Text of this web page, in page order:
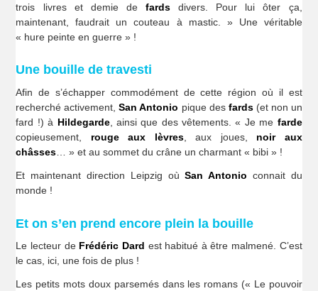
trois livres et demie de fards divers. Pour lui ôter ça,
maintenant, faudrait un couteau à mastic. » Une véritable
« hure peinte en guerre » !
Une bouille de travesti
Afin de s’échapper commodément de cette région où il est
recherché activement,San Antonio pique des fards(et non un
fard !) à Hildegarde, ainsi que des vêtements. « Je me farde
copieusement, rouge aux lèvres, aux joues, noir aux
châsses … » et au sommet du crâne un charmant « bibi » !
Et maintenant direction Leipzig oùSan Antonio connait du
monde !
Et on s’en prend encore plein la bouille
Le lecteur de Frédéric Dard est habitué à être malmené. C’est
le cas, ici, une fois de plus !
Les petits mots doux parsemés dans les romans (« Le pouvoir